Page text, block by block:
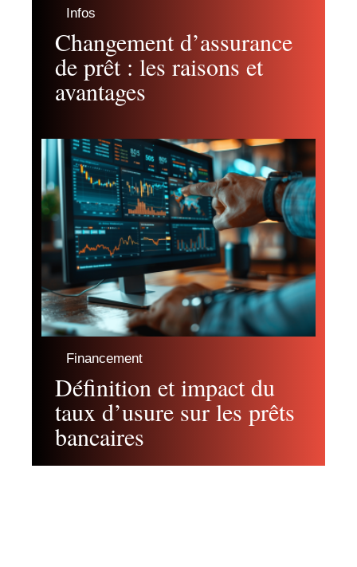
Infos
Changement d’assurance
de prêt : les raisons et
avantages
Financement
Définition et impact du
taux d’usure sur les prêts
bancaires